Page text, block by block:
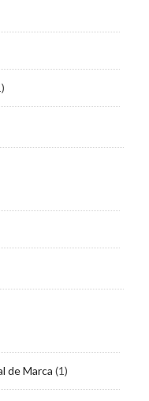
de Marca (1)